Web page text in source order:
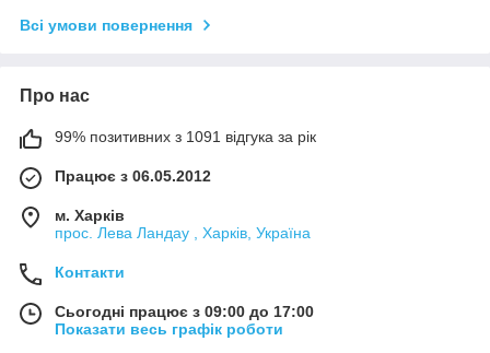
Всі умови повернення
Про нас
99% позитивних з 1091 відгука за рік
Працює з 06.05.2012
м. Харків
прос. Лева Ландау , Харків, Україна
Контакти
Сьогодні працює з 09:00 до 17:00
Показати весь графік роботи